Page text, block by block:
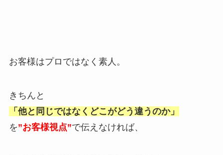
お客様はプロではなく素人。
きちんと
「他と同じではなくどこがどう違うのか」
を”お客様視点”で伝えなければ、